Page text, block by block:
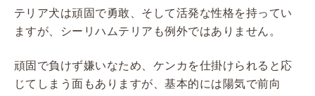
テリア犬は頑固で勇敢、そして活発な性格を持ってい
ますが、シーリハムテリアも例外ではありません。
頑固で負けず嫌いなため、ケンカを仕掛けられると応
じてしまう面もありますが、基本的には陽気で前向